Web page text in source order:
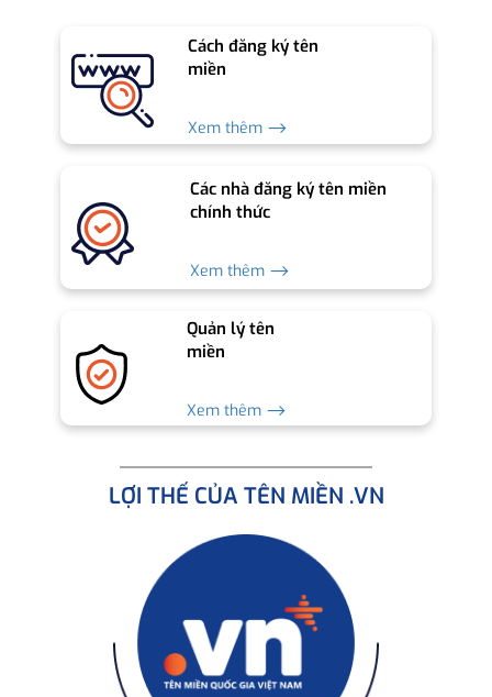
Cách đăng ký tên
miền
Xem thêm ⟶
Các nhà đăng ký tên miền
chính thức
Xem thêm ⟶
Quản lý tên
miền
Xem thêm ⟶
LỢI THẾ CỦA TÊN MIỀN .VN